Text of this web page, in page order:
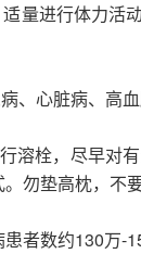
量进行体力活
、心脏病、高血
溶栓，尽早对
勿垫高枕，不
者数约130万-